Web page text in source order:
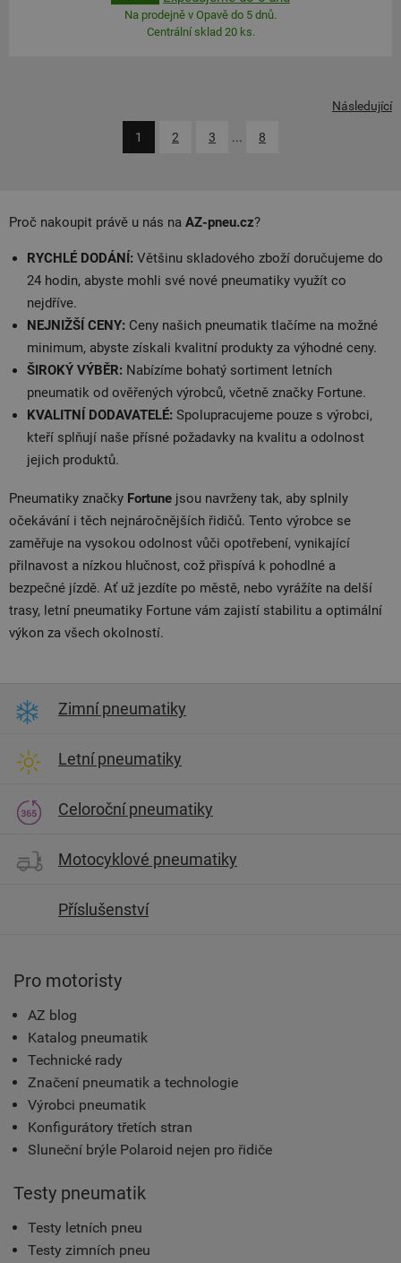
Na prodejně v Opavě do 5 dnů.
Centrální sklad 20 ks.
1 2 3 ... 8
Následující
Proč nakoupit právě u nás na AZ-pneu.cz?
RYCHLÉ DODÁNÍ: Většinu skladového zboží doručujeme do
24 hodin, abyste mohli své nové pneumatiky využít co
nejdříve.
NEJNIŽŠÍ CENY: Ceny našich pneumatik tlačíme na možné
minimum, abyste získali kvalitní produkty za výhodné ceny.
ŠIROKÝ VÝBĚR: Nabízíme bohatý sortiment letních
pneumatik od ověřených výrobců, včetně značky Fortune.
KVALITNÍ DODAVATELÉ: Spolupracujeme pouze s výrobci,
kteří splňují naše přísné požadavky na kvalitu a odolnost
jejich produktů.
Pneumatiky značky Fortune jsou navrženy tak, aby splnily
očekávání i těch nejnáročnějších řidičů. Tento výrobce se
zaměřuje na vysokou odolnost vůči opotřebení, vynikající
přilnavost a nízkou hlučnost, což přispívá k pohodlné a
bezpečné jízdě. Ať už jezdíte po městě, nebo vyrážíte na delší
trasy, letní pneumatiky Fortune vám zajistí stabilitu a optimální
výkon za všech okolností.
Zimní pneumatiky
Letní pneumatiky
Celoroční pneumatiky
Motocyklové pneumatiky
Příslušenství
Pro motoristy
AZ blog
Katalog pneumatik
Technické rady
Značení pneumatik a technologie
Výrobci pneumatik
Konfigurátory třetích stran
Sluneční brýle Polaroid nejen pro řidiče
Testy pneumatik
Testy letních pneu
Testy zimních pneu